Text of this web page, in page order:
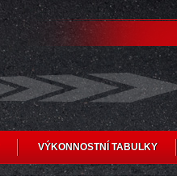
VÝKONNOSTNÍ TABULKY